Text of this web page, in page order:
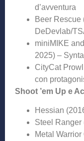
d’avventura
Beer Rescue
DeDevlab/
miniMIKE
2025) –
CityCat
con
Shoot ’em Up e
Hessian
Steel Ranger
Metal